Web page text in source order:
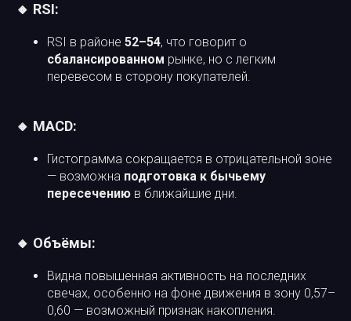
🔸 RSI:
RSI в районе 52–54, что говорит о
сбалансированном рынке, но с легким
перевесом в сторону покупателей.
🔸 MACD:
Гистограмма сокращается в отрицательной зоне
— возможна подготовка к бычьему
пересечению в ближайшие дни.
🔸 Объёмы:
Видна повышенная активность на последних
свечах, особенно на фоне движения в зону 0,57–
0,60 — возможный признак накопления.